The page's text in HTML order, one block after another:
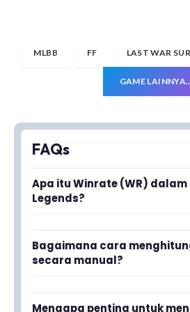
MLBB FF LAST WAR
GAME
FAQs
Apa itu Winrate (WR) dalam
Legends?
Winrate adalah persentase
pemain yang dihitung dari
masuk dalam daftar pemain
Bagaimana cara
secara manual?
Anda dapat menghitung WR
Mengapa penting untuk